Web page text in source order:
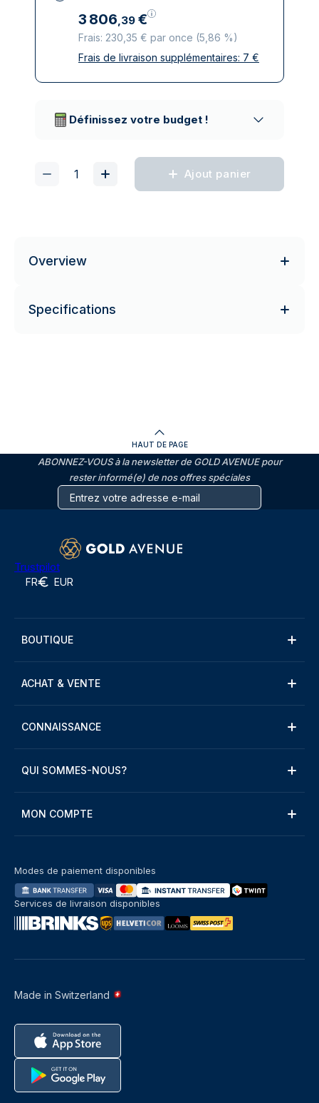
3 806,39 €
Frais: 230,35 € par once (5,86 %)
Toutes taxes comprises
Frais de livraison supplémentaires: 7 €
Définissez votre budget !
Ajout panier
Overview
Specifications
HAUT DE PAGE
ABONNEZ-VOUS à la newsletter de GOLD AVENUE pour
rester informé(e) de nos offres spéciales
Trustpilot
FR EUR
BOUTIQUE
ACHAT & VENTE
CONNAISSANCE
QUI SOMMES-NOUS?
MON COMPTE
Made in Switzerland
Modes de paiement disponibles
Services de livraison disponibles